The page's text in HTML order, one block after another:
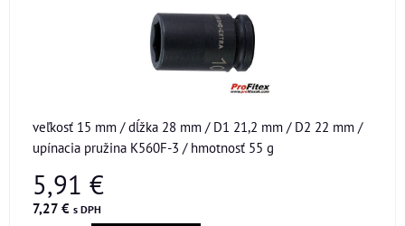
veľkosť 15 mm / dĺžka 28 mm / D1 21,2 mm / D2 22 mm /
upínacia pružina K560F-3 / hmotnosť 55 g
5,91 €
7,27 € s DPH